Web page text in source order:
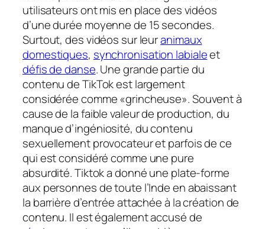
utilisateurs ont mis en place des vidéos
d’une durée moyenne de 15 secondes.
Surtout, des vidéos sur leuranimaux
domestiques, synchronisation labialeet
défis de danse. Une grande partie du
contenu de TikTok est largement
considérée comme «grincheuse». Souvent à
cause de la faible valeur de production, du
manque d’ingéniosité, du contenu
sexuellement provocateur et parfois de ce
qui est considéré comme une pure
absurdité. Tiktok a donné une plate-forme
aux personnes de toute l’Inde en abaissant
la barrière d’entrée attachée à la création de
contenu. Il est également accusé de